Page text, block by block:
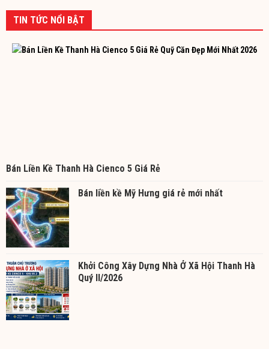
TIN TỨC NỔI BẬT
Bán Liền Kề Thanh Hà Cienco 5 Giá Rẻ
Bán liền kề Mỹ Hưng giá rẻ mới nhất
Khởi Công Xây Dựng Nhà Ở Xã Hội Thanh Hà
Quý II/2026